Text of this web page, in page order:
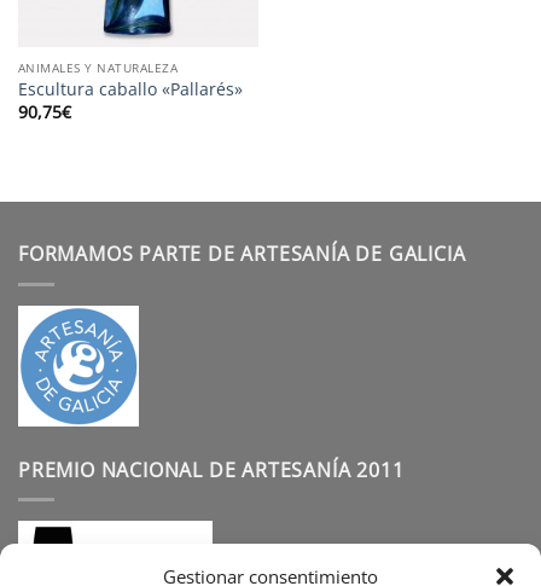
Gestionar consentimiento
ANIMALES Y NATURALEZA
Escultura caballo «Pallarés»
90,75€
FORMAMOS PARTE DE ARTESANÍA DE GALICIA
PREMIO NACIONAL DE ARTESANÍA 2011